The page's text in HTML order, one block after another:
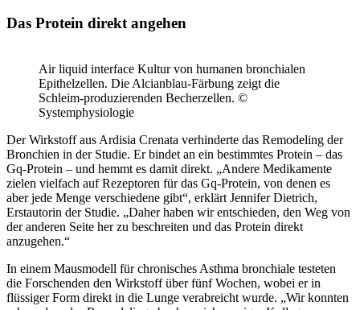
Das Protein direkt angehen
Air liquid interface Kultur von humanen bronchialen
Epithelzellen. Die Alcianblau-Färbung zeigt die
Schleim-produzierenden Becherzellen. ©
Systemphysiologie
Der Wirkstoff aus Ardisia Crenata verhinderte das Remodeling der
Bronchien in der Studie. Er bindet an ein bestimmtes Protein – das
Gq-Protein – und hemmt es damit direkt. „Andere Medikamente
zielen vielfach auf Rezeptoren für das Gq-Protein, von denen es
aber jede Menge verschiedene gibt“, erklärt Jennifer Dietrich,
Erstautorin der Studie. „Daher haben wir entschieden, den Weg von
der anderen Seite her zu beschreiten und das Protein direkt
anzugehen.“
In einem Mausmodell für chronisches Asthma bronchiale testeten
die Forschenden den Wirkstoff über fünf Wochen, wobei er in
flüssiger Form direkt in die Lunge verabreicht wurde. „Wir konnten